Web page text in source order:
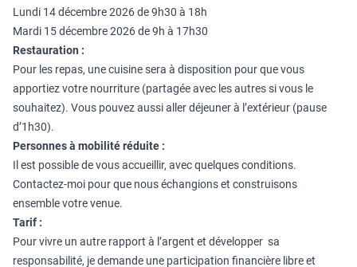
Lundi 14 décembre 2026 de 9h30 à 18h
Mardi 15 décembre 2026 de 9h à 17h30
Restauration :
Pour les repas, une cuisine sera à disposition pour que vous
apportiez votre nourriture (partagée avec les autres si vous le
souhaitez). Vous pouvez aussi aller déjeuner à l’extérieur (pause
d’1h30).
Personnes à mobilité réduite :
Il est possible de vous accueillir, avec quelques conditions.
Contactez-moi pour que nous échangions et construisons
ensemble votre venue.
Tarif :
Pour vivre un autre rapport à l’argent et développer sa
responsabilité, je demande une participation financière libre et